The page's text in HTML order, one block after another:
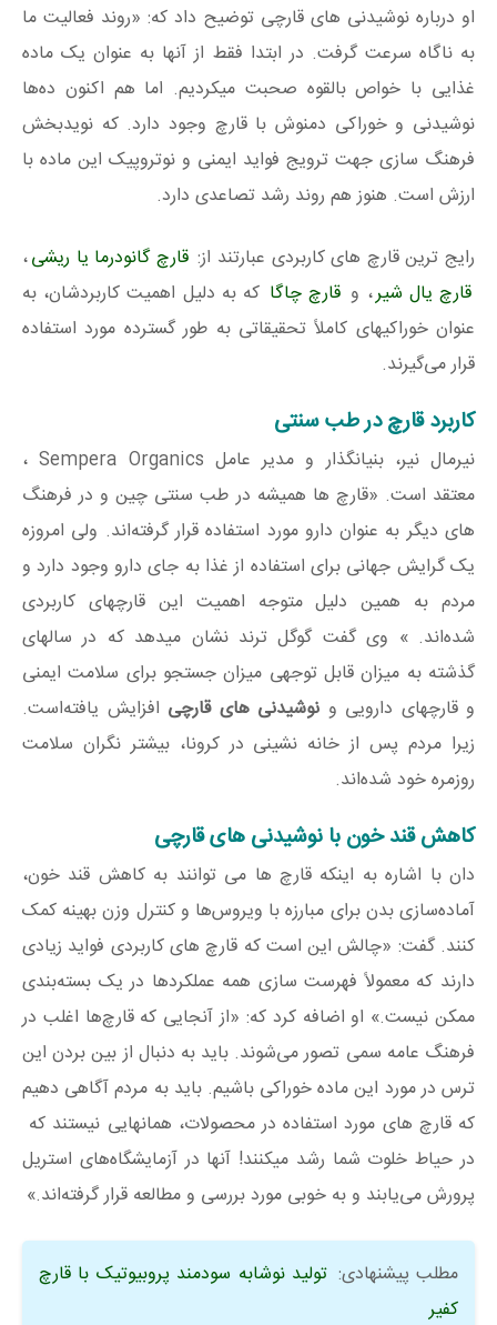
او درباره نوشیدنی های قارچی توضیح داد که: «روند فعالیت ما
به ناگاه سرعت گرفت. در ابتدا فقط از آنها به عنوان یک ماده
غذایی با خواص بالقوه صحبت میکردیم. اما هم اکنون ده‌ها
نوشیدنی و خوراکی دمنوش با قارچ وجود دارد. که نویدبخش
فرهنگ سازی جهت ترویج فواید ایمنی و نوتروپیک این ماده با
ارزش است. هنوز هم روند رشد تصاعدی دارد.
رایج ترین قارچ های کاربردی عبارتند از: قارچ گانودرما یا ریشی،
قارچ یال شیر، و قارچ چاگا که به دلیل اهمیت کاربردشان، به
عنوان خوراکیهای کاملاً تحقیقاتی به طور گسترده مورد استفاده
قرار می‌گیرند.
کاربرد قارچ در طب سنتی
نیرمال نیر، بنیانگذار و مدیر عامل Sempera Organics ،
معتقد است. «قارچ ها همیشه در طب سنتی چین و در فرهنگ
های دیگر به عنوان دارو مورد استفاده قرار گرفته‌اند. ولی امروزه
یک گرایش جهانی برای استفاده از غذا به جای دارو وجود دارد و
مردم به همین دلیل متوجه اهمیت این قارچهای کاربردی
شده‌اند. » وی گفت گوگل ترند نشان میدهد که در سالهای
گذشته به میزان قابل توجهی میزان جستجو برای سلامت ایمنی
و قارچهای دارویی و نوشیدنی های قارچی افزایش یافته‌است.
زیرا مردم پس از خانه نشینی در کرونا، بیشتر نگران سلامت
روزمره خود شده‌اند.
کاهش قند خون با نوشیدنی های قارچی
دان با اشاره به اینکه قارچ ها می توانند به کاهش قند خون،
آماده‌سازی بدن برای مبارزه با ویروس‌ها و کنترل وزن بهینه کمک
کنند. گفت: «چالش این است که قارچ های کاربردی فواید زیادی
دارند که معمولاً فهرست سازی همه عملکردها در یک بسته‌بندی
ممکن نیست.» او اضافه کرد که: «از آنجایی که قارچ‌ها اغلب در
فرهنگ عامه سمی تصور می‌شوند. باید به دنبال از بین بردن این
ترس در مورد این ماده خوراکی باشیم. باید به مردم آگاهی دهیم
که قارچ های مورد استفاده در محصولات، همانهایی نیستند که
در حیاط خلوت شما رشد میکنند! آنها در آزمایشگاه‌های استریل
پرورش می‌یابند و به خوبی مورد بررسی و مطالعه قرار گرفته‌اند.»
مطلب پیشنهادی: تولید نوشابه سودمند پروبیوتیک با قارچ
کفیر